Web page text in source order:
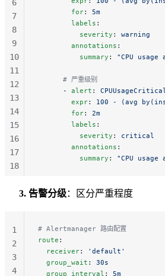
        for
: 5m
        labels
:
          severity
: warning
        annotations
:
          summary
: "CPU usage
      # 严重级别
      -
alert : CPUUsageCritical
        expr
: 100 - (avg
        for
: 2m
        labels
:
          severity
: critical
        annotations
:
          summary
: "CPU usage
6
7
8
9
10
11
12
13
14
15
16
17
18
3. 告警分级：区分严重程度
# Alertmanager 路由配置
route :
  receiver
:
'default'
  group_wait
: 30s
  group_interval
: 5m
1
2
3
4